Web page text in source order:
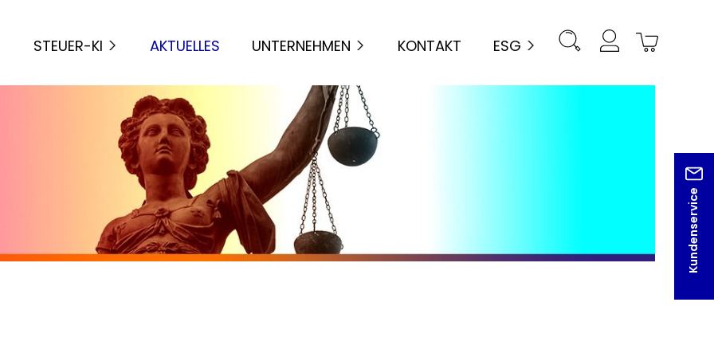
STEUER-KI AKTUELLES UNTERNEHMEN KONTAKT ESG
Kundenservice